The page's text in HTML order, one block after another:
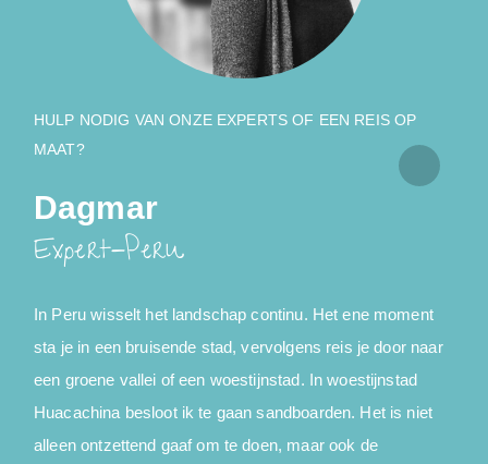
HULP NODIG VAN ONZE EXPERTS OF EEN REIS OP
MAAT?
Dagmar
Expert-Peru
In Peru wisselt het landschap continu. Het ene moment
sta je in een bruisende stad, vervolgens reis je door naar
een groene vallei of een woestijnstad. In woestijnstad
Huacachina besloot ik te gaan sandboarden. Het is niet
alleen ontzettend gaaf om te doen, maar ook de